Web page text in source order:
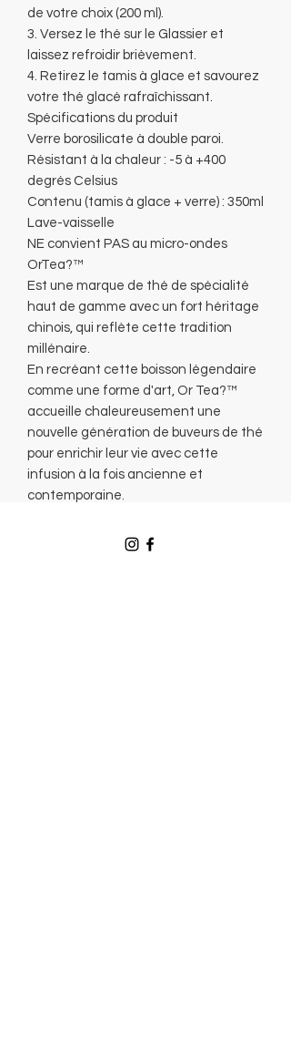
de votre choix (200 ml).
3. Versez le thé sur le Glassier et
laissez refroidir brièvement.
4. Retirez le tamis à glace et savourez
votre thé glacé rafraîchissant.
Spécifications du produit
Verre borosilicate à double paroi.
Résistant à la chaleur : -5 à +400
degrés Celsius
Contenu (tamis à glace + verre) : 350ml
Lave-vaisselle
NE convient PAS au micro-ondes
OrTea?™
Est une marque de thé de spécialité
haut de gamme avec un fort héritage
chinois, qui reflète cette tradition
millénaire.
En recréant cette boisson légendaire
comme une forme d'art, Or Tea?™
accueille chaleureusement une
nouvelle génération de buveurs de thé
pour enrichir leur vie avec cette
infusion à la fois ancienne et
contemporaine.